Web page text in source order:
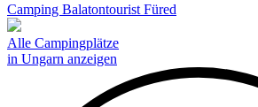
Camping Balatontourist Füred
Alle Campingplätze
in Ungarn anzeigen